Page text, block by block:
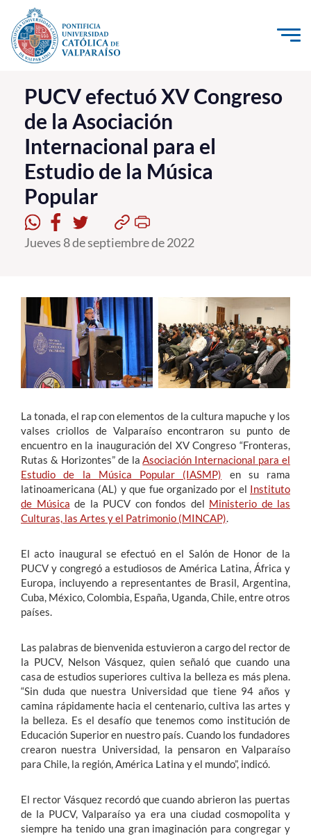
Click acá para ir directamente al contenido
La Universidad
Investigación, Creación e Innovación
PUCV Internacional
Vinculación con el Medio
Admisión
Pregrado
Formación Continua
Estudiantes
Académicos
Alumni
English
PUCV efectuó XV Congreso
de la Asociación
Internacional para el
Estudio de la Música
Popular
Jueves 8 de septiembre de 2022
La tonada, el rap con elementos de la cultura mapuche y los
valses criollos de Valparaíso encontraron su punto de
encuentro en la inauguración del XV Congreso “Fronteras,
Rutas & Horizontes” de laAsociación Internacional para el
Estudio de la Música Popular (IASMP) en su rama
latinoamericana (AL) y que fue organizado por el Instituto
de Música de la PUCV con fondos del Ministerio de las
Culturas, las Artes y el Patrimonio (MINCAP).
El acto inaugural se efectuó en el Salón de Honor de la
PUCV y congregó a estudiosos de América Latina, África y
Europa, incluyendo a representantes de Brasil, Argentina,
Cuba, México, Colombia, España, Uganda, Chile, entre otros
países.
Las palabras de bienvenida estuvieron a cargo del rector de
la PUCV, Nelson Vásquez, quien señaló que cuando una
casa de estudios superiores cultiva la belleza es más plena.
“Sin duda que nuestra Universidad que tiene 94 años y
camina rápidamente hacia el centenario, cultiva las artes y
la belleza. Es el desafío que tenemos como institución de
Educación Superior en nuestro país. Cuando los fundadores
crearon nuestra Universidad, la pensaron en Valparaíso
para Chile, la región, América Latina y el mundo”, indicó.
El rector Vásquez recordó que cuando abrieron las puertas
de la PUCV, Valparaíso ya era una ciudad cosmopolita y
siempre ha tenido una gran imaginación para congregar y